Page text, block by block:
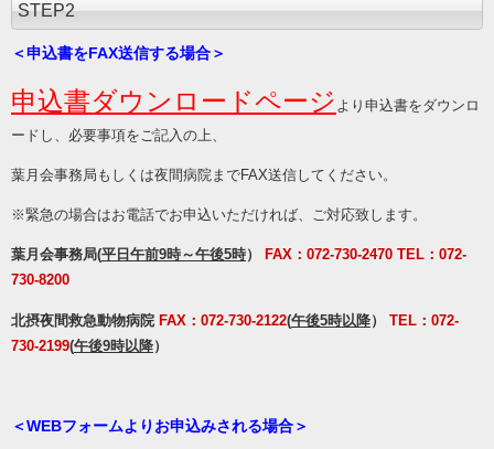
STEP2
＜申込書をFAX送信する場合＞
申込書ダウンロードページ より申込書をダウンロ
ードし、必要事項をご記入の上、
葉月会事務局もしくは夜間病院までFAX送信してください。
※緊急の場合はお電話でお申込いただければ、ご対応致します。
葉月会事務局(平日午前9時～午後5時）
FAX：072-730-2470 TEL：072-
730-8200
北摂夜間救急動物病院 FAX：072-730-2122(午後5時以降）
TEL：072-
730-2199(午後9時以降）
＜WEBフォームよりお申込みされる場合＞